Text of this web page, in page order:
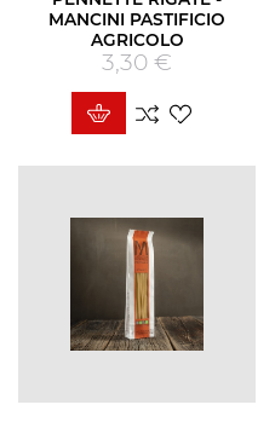
MANCINI PASTIFICIO
AGRICOLO
Prezzo
3,30 €